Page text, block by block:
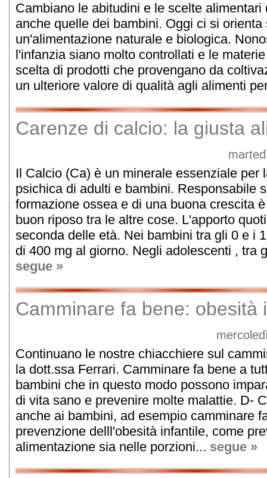
Cambiano le abitudini e le scelte
anche quelle dei bambini. Oggi ci si
un'alimentazione naturale e biologica.
l'infanzia siano molto controllati e le
scelta di prodotti che provengano da
un ulteriore valore di qualità agli alimenti
Carenze di calcio: la giusta
Il Calcio (Ca) è un minerale essenziale per
psichica di adulti e bambini. Responsabile
formazione ossea e di una buona crescita
buon riposo tra le altre cose. L'apporto
seconda delle età. Nei bambini tra gli 0 e i
di 400 mg al giorno. Negli adolescenti , tra
segue »
Camminare fa bene: obesità
Continuano le nostre chiacchiere sul
la dott.ssa Ferrari. Camminare fa bene a
bambini che in questo modo possono
di vita sano e prevenire molte malattie. D-
anche ai bambini, ad esempio camminare
prevenzione delll'obesità infantile, come
alimentazione sia nelle porzioni... segue »